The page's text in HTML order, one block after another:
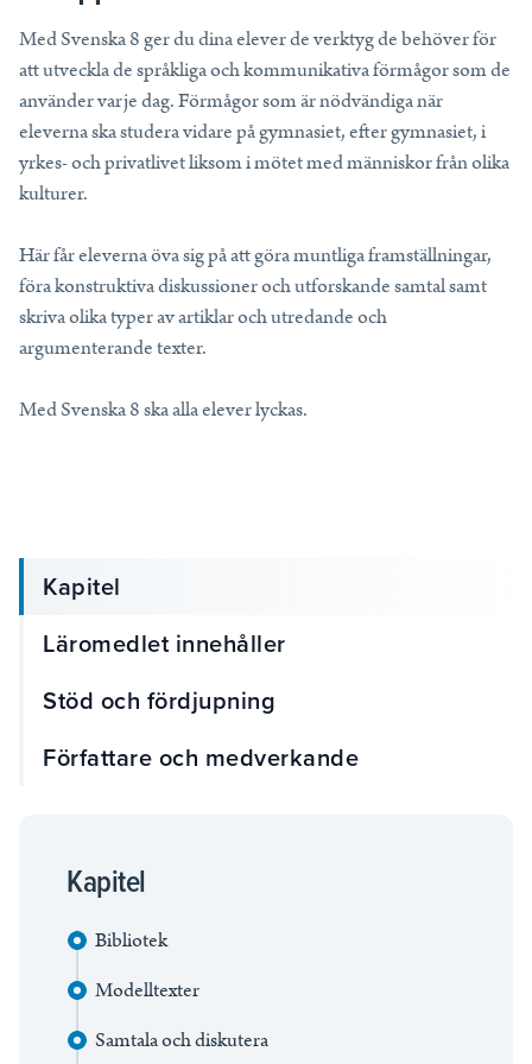
Läs mer
Lektionstips
Webbinarier & Inspelat
Ta din undervisning till nästa nivå.
Blogg
Håll dig uppdaterad med det senaste från NE.
Frågor och svar
Med Svenska 8 ger du dina elever de verktyg de behöver för
att utveckla de språkliga och kommunikativa förmågor som de
använder varje dag. Förmågor som är nödvändiga när
eleverna ska studera vidare på gymnasiet, efter gymnasiet, i
yrkes- och privatlivet liksom i mötet med människor från olika
kulturer.
Här får eleverna öva sig på att göra muntliga framställningar,
föra konstruktiva diskussioner och utforskande samtal samt
skriva olika typer av artiklar och utredande och
argumenterande texter.
Med Svenska 8 ska alla elever lyckas.
Kapitel
Läromedlet innehåller
Stöd och fördjupning
Författare och medverkande
Kapitel
Bibliotek
Modelltexter
Samtala och diskutera